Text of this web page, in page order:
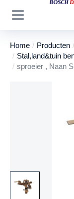
Je bent hier:
Home Producten
Stal,land&tuin
sproeier , Naan